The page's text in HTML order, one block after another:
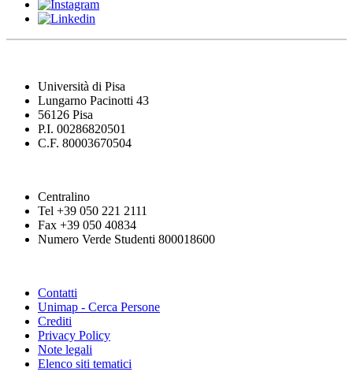
Università di Pisa
Lungarno Pacinotti 43
56126 Pisa
P.I. 00286820501
C.F. 80003670504
Centralino
Tel +39 050 221 2111
Fax +39 050 40834
Numero Verde Studenti 800018600
Contatti
Unimap - Cerca Persone
Crediti
Privacy Policy
Note legali
Elenco siti tematici